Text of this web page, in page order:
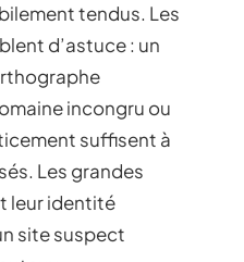
tendus. Les
d’astuce : un
incongru ou
suffisent à
Les grandes
leur identité
site suspect